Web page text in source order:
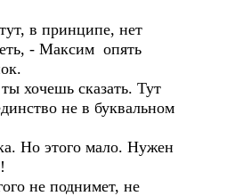
в принципе, нет
- Максим опять
хочешь сказать. Тут
не в буквальном
Но этого мало. Нужен
не поднимет, не